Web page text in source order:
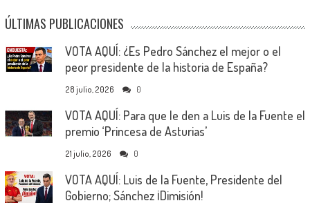
ÚLTIMAS PUBLICACIONES
VOTA AQUÍ: ¿Es Pedro Sánchez el mejor o el
peor presidente de la historia de España?
28 julio, 2026 0
VOTA AQUÍ: Para que le den a Luis de la Fuente el
premio ‘Princesa de Asturias’
21 julio, 2026 0
VOTA AQUÍ: Luis de la Fuente, Presidente del
Gobierno; Sánchez ¡Dimisión!